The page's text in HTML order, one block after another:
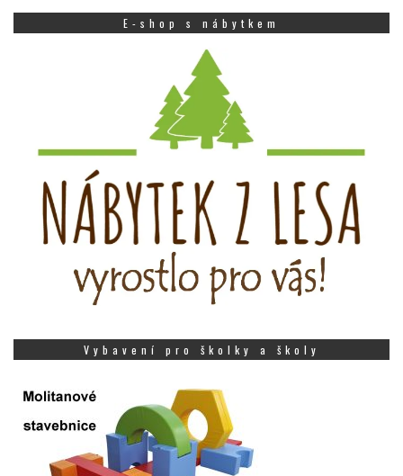
E-shop s nábytkem
Vybavení pro školky a školy